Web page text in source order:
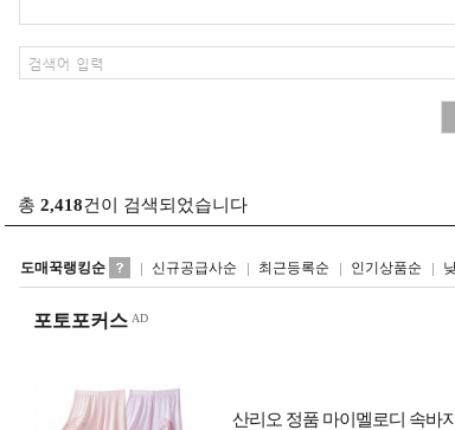
총 2,418건이 검색되었습니다
도매꾹랭킹순 신규공급사순 최근등록순 인기상품순
리스트형갤러리형
포토포커스
산리오 정품 마이멜로디 속바